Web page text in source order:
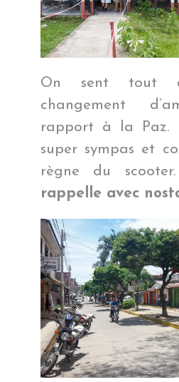
On sent tout
changement
rapport à la Paz.
super sympas et
règne du
rappelle avec